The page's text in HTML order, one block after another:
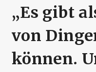
„Es gibt
von
können.